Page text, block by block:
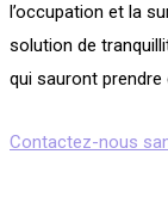
l’occupation et la
solution de
qui sauront
Contactez-nous